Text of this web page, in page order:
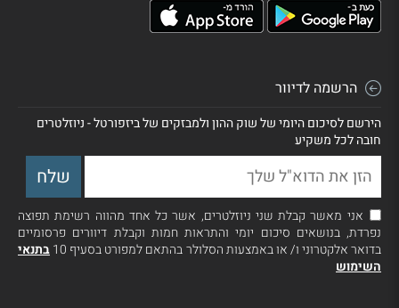
הרשמה לדיוור
הירשם לסיכום היומי של שוק ההון ולמבזקים של ביזפורטל - ניוזלטרים
חובה לכל משקיע
אני מאשר קבלת שני ניוזלטרים, אשר כל אחד מהווה רשימת תפוצה
נפרדת, בנושאים סיכום יומי והתראות חמות וקבלת דיוורים פרסומיים
בדואר אלקטרוני ו/ או באמצעות הסלולר בהתאם למפורט בסעיף 10
בתנאי
השימוש